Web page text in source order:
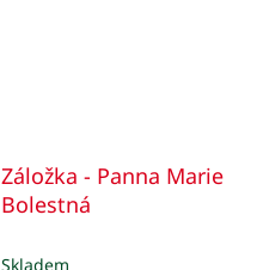
Záložka - Panna Marie
Bolestná
Skladem